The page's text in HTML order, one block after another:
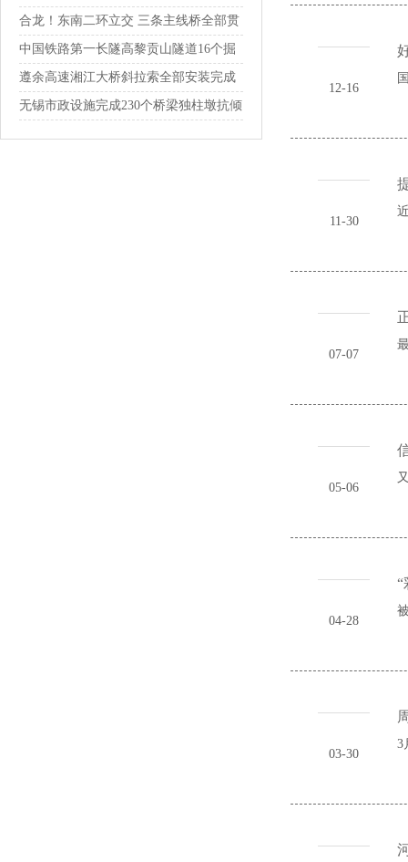
合龙！东南二环立交 三条主线桥全部贯
通
中国铁路第一长隧高黎贡山隧道16个掘
进通...
遵余高速湘江大桥斜拉索全部安装完成
无锡市政设施完成230个桥梁独柱墩抗倾
12-16
11-30
07-07
05-06
04-28
“
03-30
3